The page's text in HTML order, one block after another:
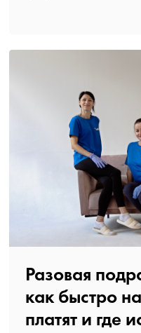
Разовая
как быстро
платят и где